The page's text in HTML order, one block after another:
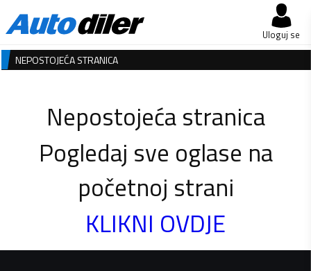
Uloguj se
NEPOSTOJEĆA STRANICA
Nepostojeća stranica
Pogledaj sve oglase na
početnoj strani
KLIKNI OVDJE